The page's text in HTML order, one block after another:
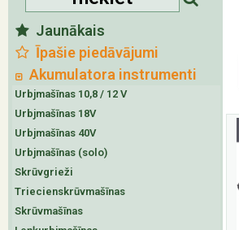
Jaunākais
Īpašie piedāvājumi
Akumulatora instrumenti
Urbjmašīnas 10,8 / 12 V
Urbjmašīnas 18V
Urbjmašīnas 40V
Urbjmašīnas (solo)
Skrūvgrieži
Triecienskrūvmašīnas
Skrūvmašīnas